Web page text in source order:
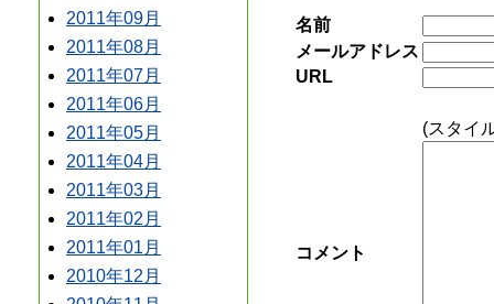
2011年09月
2011年08月
2011年07月
2011年06月
2011年05月
2011年04月
2011年03月
2011年02月
2011年01月
2010年12月
名前
メールアドレス
URL
コメント
(スタイ